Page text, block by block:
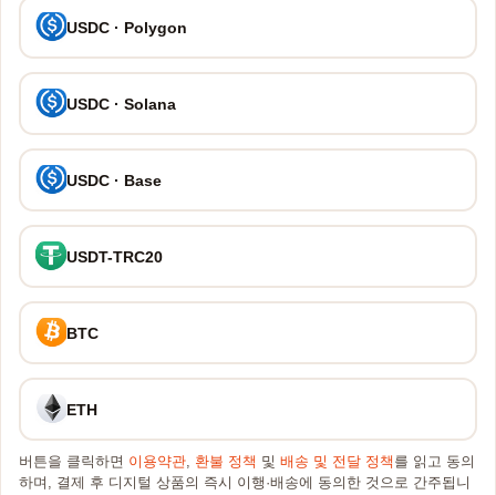
USDC · Polygon
USDC · Solana
USDC · Base
USDT-TRC20
BTC
ETH
버튼을 클릭하면 이용약관, 환불 정책 및 배송 및 전달 정책 를 읽고 동의
하며, 결제 후 디지털 상품의 즉시 이행·배송에 동의한 것으로 간주됩니